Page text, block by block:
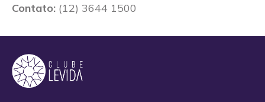
Contato: (12) 3644 1500